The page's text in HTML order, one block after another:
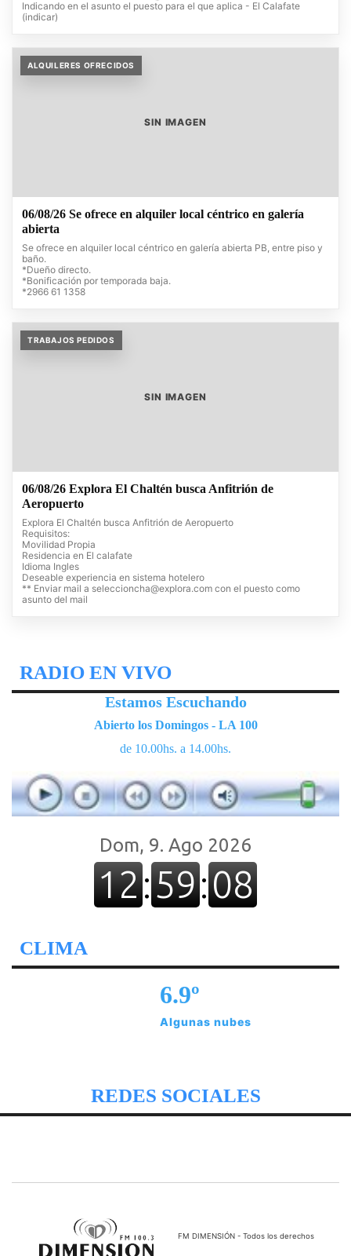
Indicando en el asunto el puesto para el que aplica - El Calafate
(indicar)
ALQUILERES OFRECIDOS
SIN IMAGEN
06/08/26 Se ofrece en alquiler local céntrico en galería
abierta
Se ofrece en alquiler local céntrico en galería abierta PB, entre piso y
baño.
*Dueño directo.
*Bonificación por temporada baja.
*2966 61 1358
TRABAJOS PEDIDOS
SIN IMAGEN
06/08/26 Explora El Chaltén busca Anfitrión de
Aeropuerto
Explora El Chaltén busca Anfitrión de Aeropuerto
Requisitos:
Movilidad Propia
Residencia en El calafate
Idioma Ingles
Deseable experiencia en sistema hotelero
** Enviar mail a seleccioncha@explora.com con el puesto como
asunto del mail
RADIO EN VIVO
Estamos Escuchando
Abierto los Domingos - LA 100
de 10.00hs. a 14.00hs.
CLIMA
6.9º
Algunas nubes
REDES SOCIALES
FM DIMENSIÓN - Todos los derechos